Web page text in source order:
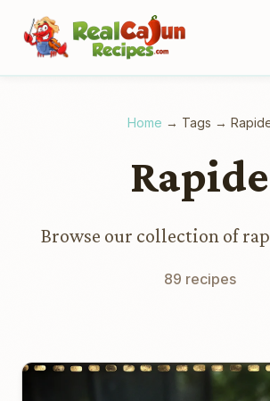
Home → Tags →
Rapide
Browse our collection of
89 recipes